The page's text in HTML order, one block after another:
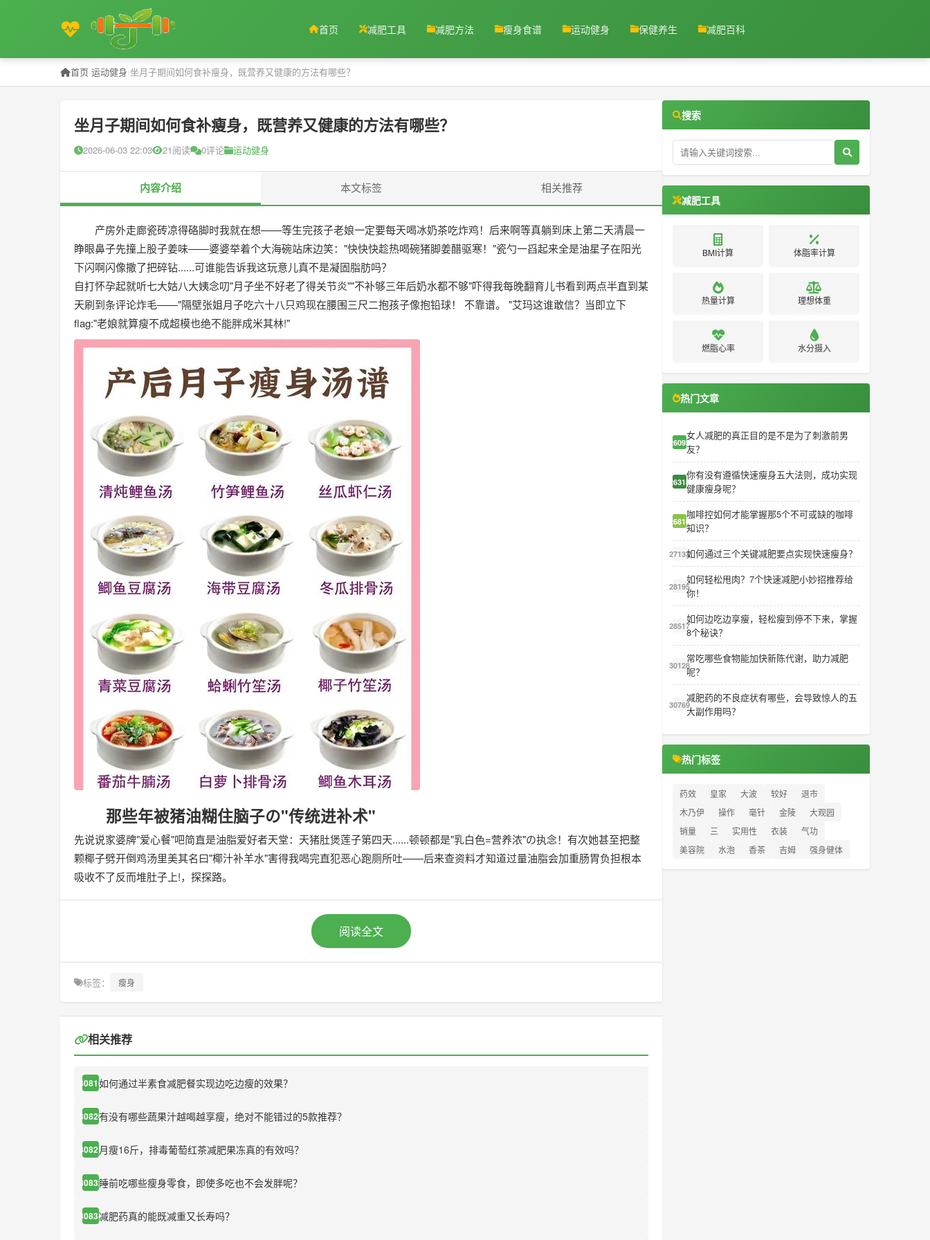
首页 减肥工具 减肥方法 瘦身食谱 运动健身 保健养生 减肥百科
首页›运动健身›坐月子期间如何食补瘦身，既营养又健康的方法有哪些？
坐月子期间如何食补瘦身，既营养又健康的方法有哪些？
2026-06-03 22:03 21阅读 0评论 运动健身
内容介绍 本文标签 相关推荐
产房外走廊瓷砖凉得硌脚时我就在想——等生完孩子老娘一定要每天喝冰奶茶吃炸鸡！后来啊等真躺到床上第二天清晨一
睁眼鼻子先撞上股子姜味——婆婆举着个大海碗站床边笑："快快快趁热喝碗猪脚姜醋驱寒！"瓷勺一舀起来全是油星子在阳光
下闪啊闪像撒了把碎钻......可谁能告诉我这玩意儿真不是凝固脂肪吗？
自打怀孕起就听七大姑八大姨念叨"月子坐不好老了得关节炎""不补够三年后奶水都不够"吓得我每晚翻育儿书看到两点半直到某
天刷到条评论炸毛——"隔壁张姐月子吃六十八只鸡现在腰围三尺二抱孩子像抱铅球！ 不靠谱。 "艾玛这谁敢信？当即立下
flag:"老娘就算瘦不成超模也绝不能胖成米其林!"
那些年被猪油糊住脑子の"传统进补术"
先说说家婆牌"爱心餐"吧简直是油脂爱好者天堂：天猪肚煲莲子第四天......顿顿都是"乳白色=营养浓"の执念！有次她甚至把整
颗椰子劈开倒鸡汤里美其名曰"椰汁补羊水"害得我喝完直犯恶心跑厕所吐——后来查资料才知道过量油脂会加重肠胃负担根本
吸收不了反而堆肚子上!，探探路。
阅读全文
标签： 瘦身
相关推荐
30816如何通过半素食减肥餐实现边吃边瘦的效果？
30820有没有哪些蔬果汁越喝越享瘦，绝对不能错过的5款推荐？
30821月瘦16斤，排毒葡萄红茶减肥果冻真的有效吗？
30832睡前吃哪些瘦身零食，即使多吃也不会发胖呢？
30834减肥药真的能既减重又长寿吗？
搜索
减肥工具
BMI计算 体脂率计算
热量计算 理想体重
燃脂心率 水分摄入
热门文章
26093
女人减肥的真正目的是不是为了刺激前男
友？
26318
你有没有遵循快速瘦身五大法则，成功实现
健康瘦身呢？
26810
咖啡控如何才能掌握那5个不可或缺的咖啡
知识？
27133如何通过三个关键减肥要点实现快速瘦身？
28195
如何轻松甩肉？7个快速减肥小妙招推荐给
你！
28517
如何边吃边享瘦，轻松瘦到停不下来，掌握
8个秘诀？
30128
常吃哪些食物能加快新陈代谢，助力减肥
呢？
30769
减肥药的不良症状有哪些，会导致惊人的五
大副作用吗？
热门标签
药效 皇家 大波 较好
退市
木乃伊
操作 毫针 金陵
大观园
销量
三 实用性 衣装
气功
美容院
水泡 香茶 吉姆 强身健体